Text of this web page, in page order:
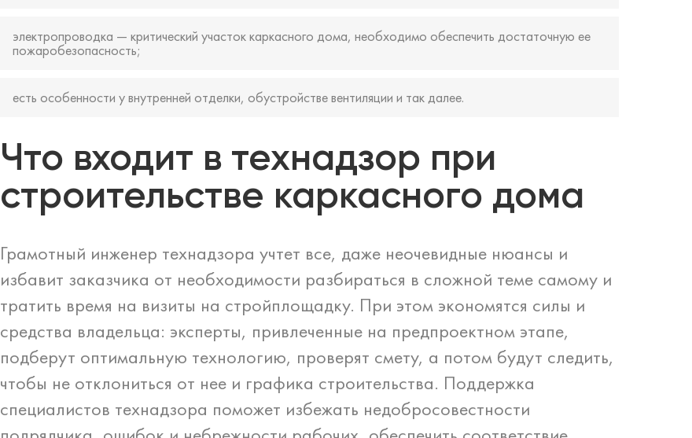
электропроводка — критический участок каркасного дома, необходимо обеспечить достаточную ее
пожаробезопасность;
есть особенности у внутренней отделки, обустройстве вентиляции и так далее.
Что входит в технадзор при
строительстве каркасного дома
Грамотный инженер технадзора учтет все, даже неочевидные нюансы и
избавит заказчика от необходимости разбираться в сложной теме самому и
тратить время на визиты на стройплощадку. При этом экономятся силы и
средства владельца: эксперты, привлеченные на предпроектном этапе,
подберут оптимальную технологию, проверят смету, а потом будут следить,
чтобы не отклониться от нее и графика строительства. Поддержка
специалистов технадзора поможет избежать недобросовестности